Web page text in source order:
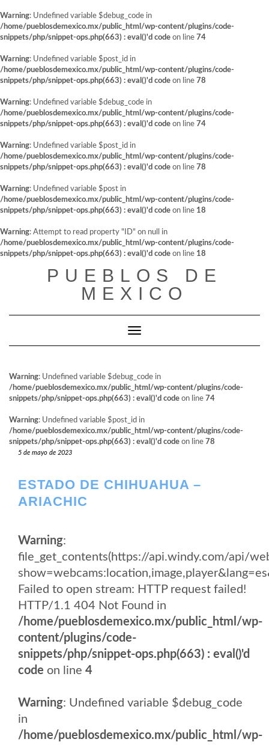
Warning: Undefined variable $debug_code in
/home/pueblosdemexico.mx/public_html/wp-content/plugins/code-
snippets/php/snippet-ops.php(663) : eval()'d code on line 74
Warning: Undefined variable $post_id in
/home/pueblosdemexico.mx/public_html/wp-content/plugins/code-
snippets/php/snippet-ops.php(663) : eval()'d code on line 78
Warning: Undefined variable $debug_code in
/home/pueblosdemexico.mx/public_html/wp-content/plugins/code-
snippets/php/snippet-ops.php(663) : eval()'d code on line 74
Warning: Undefined variable $post_id in
/home/pueblosdemexico.mx/public_html/wp-content/plugins/code-
snippets/php/snippet-ops.php(663) : eval()'d code on line 78
Warning: Undefined variable $post in
/home/pueblosdemexico.mx/public_html/wp-content/plugins/code-
snippets/php/snippet-ops.php(663) : eval()'d code on line 18
Warning: Attempt to read property "ID" on null in
/home/pueblosdemexico.mx/public_html/wp-content/plugins/code-
snippets/php/snippet-ops.php(663) : eval()'d code on line 18
PUEBLOS DE
MEXICO
Cambiar modo de navegación
Warning: Undefined variable $debug_code in
/home/pueblosdemexico.mx/public_html/wp-content/plugins/code-
snippets/php/snippet-ops.php(663) : eval()'d code on line 74
Warning: Undefined variable $post_id in
/home/pueblosdemexico.mx/public_html/wp-content/plugins/code-
snippets/php/snippet-ops.php(663) : eval()'d code on line 78
5 de mayo de 2023
ESTADO DE CHIHUAHUA –
ARIACHIC
Warning:
file_get_contents(https://api.windy.com/api/
Failed to open stream: HTTP request failed!
HTTP/1.1 404 Not Found in
/home/pueblosdemexico.mx/public_html/wp-
content/plugins/code-
snippets/php/snippet-ops.php(663) : eval()'d
code on line 4
Warning: Undefined variable $debug_code
in
/home/pueblosdemexico.mx/public_html/wp-